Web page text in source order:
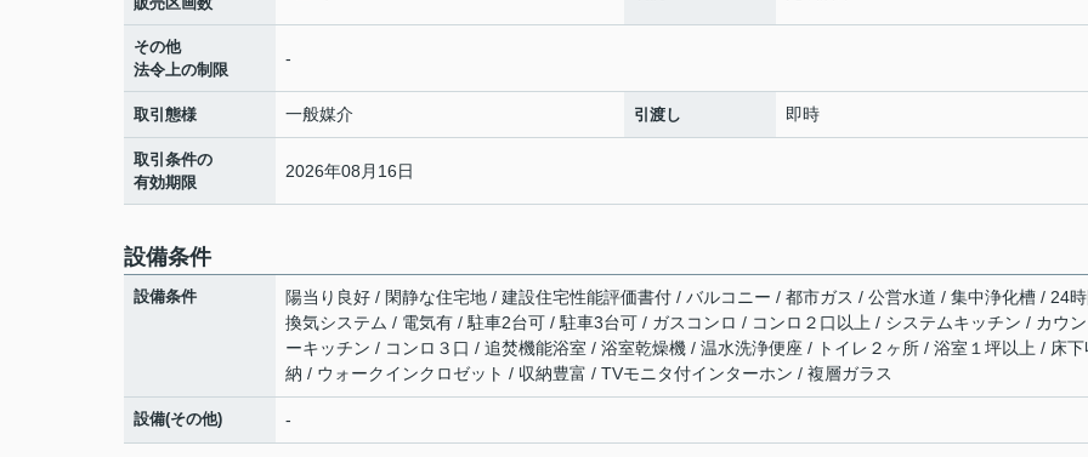
その他
法令上の制限
-
取引態様 一般媒介 引渡し 即時
取引条件の
有効期限
2026年08月16日
設備条件
設備条件
陽当り良好 / 閑静な住宅地 / 建設住宅性能評価書付 / バルコニー / 都市ガス / 公営水道 / 集中浄化槽 / 24
換気システム / 電気有 / 駐車2台可 / 駐車3台可 / ガスコンロ / コンロ２口以上 / システムキッチン / カウ
ーキッチン / コンロ３口 / 追焚機能浴室 / 浴室乾燥機 / 温水洗浄便座 / トイレ２ヶ所 / 浴室１坪以上 / 床下
納 / ウォークインクロゼット / 収納豊富 / TVモニタ付インターホン / 複層ガラス
設備(その他) -